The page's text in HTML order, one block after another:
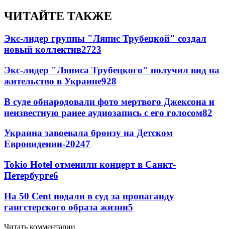
ЧИТАЙТЕ ТАКЖЕ
Экс-лидер группы "Ляпис Трубецкой" создал
новый коллектив2723
Экс-лидер "Ляписа Трубецкого" получил вид на
жительство в Украине928
В суде обнародовали фото мертвого Джексона и
неизвестную ранее аудиозапись с его голосом82
Украина завоевала бронзу на Детском
Евровидении-20247
Tokio Hotel отменили концерт в Санкт-
Петербурге6
На 50 Cent подали в суд за пропаганду
гангстерского образа жизни5
Читать комментарии